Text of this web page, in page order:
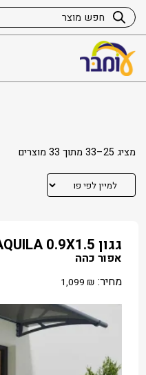
מציג 25–33 מתוך 33 מוצרים
גגון AQUILA 0.9X1.5
אפור כהה
מחיר:
1,099 ₪